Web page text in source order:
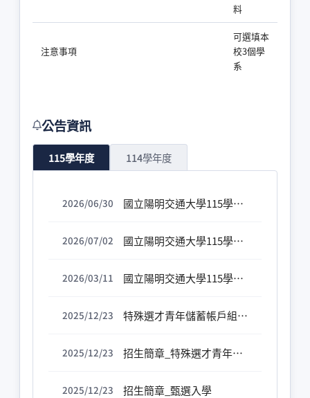
料
注意事項
可選填本
校3個學
系
公告資訊
115學年度 114學年度
2026/06/30 國立陽明交通大學115學年度四技二專甄選入學招生甄選結果公告[115.6.30]
2026/07/02 國立陽明交通大學115學年度四技二專甄選入學入學意願調查表
2026/03/11 國立陽明交通大學115學年度四技二專特殊選才入學意願調查表
2025/12/23 特殊選才青年儲蓄帳戶組繳費須知
2025/12/23 招生簡章_特殊選才青年儲蓄帳戶組
2025/12/23 招生簡章_甄選入學